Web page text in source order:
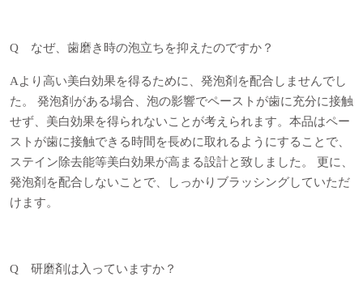
Q なぜ、歯磨き時の泡立ちを抑えたのですか？
Aより高い美白効果を得るために、発泡剤を配合しませんでし
た。 発泡剤がある場合、泡の影響でペーストが歯に充分に接触
せず、美白効果を得られないことが考えられます。本品はペー
ストが歯に接触できる時間を長めに取れるようにすることで、
ステイン除去能等美白効果が高まる設計と致しました。 更に、
発泡剤を配合しないことで、しっかりブラッシングしていただ
けます。
Q 研磨剤は入っていますか？